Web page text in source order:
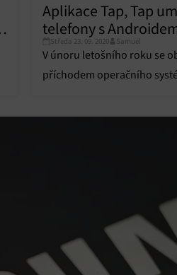
Aplikace Tap, Tap
telefony s
poklepání na zadní
Středa 23. 09. 2020 Samuel
V únoru letošního roku se
příchodem operačního